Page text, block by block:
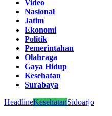
Video
Nasional
Jatim
Ekonomi
Politik
Pemerintahan
Olahraga
Gaya Hidup
Kesehatan
Surabaya
HeadlineKesehatanSidoarjo